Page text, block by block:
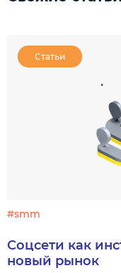
Статьи
#smm
Соцсети как
новый рынок